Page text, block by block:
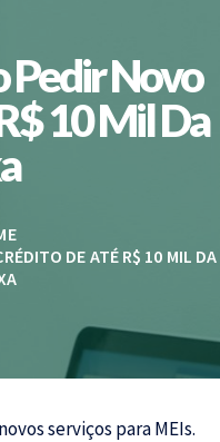
Pedir Novo
10 Mil Da
DE ATÉ R$ 10 MIL DA
serviços para MEIs.